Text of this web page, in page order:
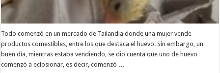
Todo comenzó en un mercado de Tailandia donde una mujer vende
productos comestibles, entre los que destaca el huevo. Sin embargo, un
buen día, mientras estaba vendiendo, se dio cuenta que uno de huevo
comenzó a eclosionar, es decir, comenzó …